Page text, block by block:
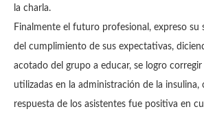
la charla.
Finalmente el futuro profesional, expreso su
del cumplimiento de sus expectativas,
acotado del grupo a educar, se logro corregir
utilizadas en la administración de la insulina,
respuesta de los asistentes fue positiva en